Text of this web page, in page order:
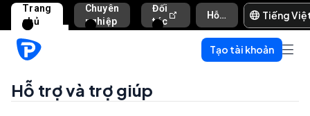
Trang
chủ
Chuyên
nghiệp
Đối
tác
Hỗ trợ và trợ giúp Tiếng
Tạo tài khoản
Hỗ trợ và trợ giúp